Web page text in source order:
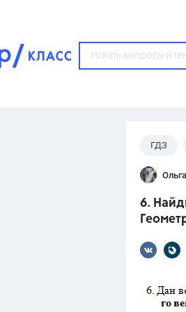
Популярные темы
ГДЗ
ОГЭ
ФИПИ
ответов
ГДЗ
6.